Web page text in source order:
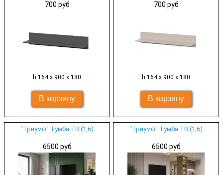
700 руб
h 164 х 900 х 180
700 руб
h 164 х 900 х 180
"Триумф" Тумба ТВ (1,6)
6500 руб
"Триумф" Тумба ТВ (1,6)
6500 руб